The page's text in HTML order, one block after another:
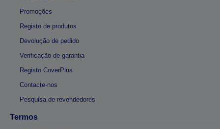
Promoções
Registo de produtos
Devolução de pedido
Verificação de garantia
Registo CoverPlus
Contacte-nos
Pesquisa de revendedores
Termos